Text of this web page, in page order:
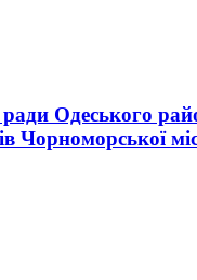
Одеського
Чорноморської